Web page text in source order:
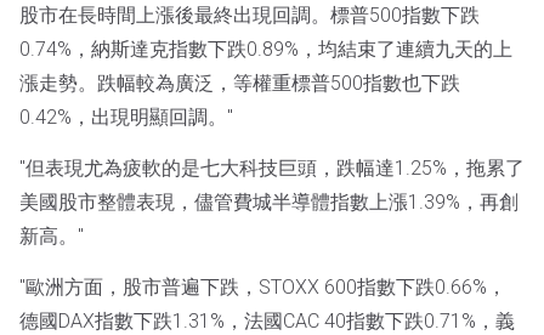
股市在長時間上漲後最終出現回調。標普500指數下跌
0.74%，納斯達克指數下跌0.89%，均結束了連續九天的上
漲走勢。跌幅較為廣泛，等權重標普500指數也下跌
0.42%，出現明顯回調。"
"但表現尤為疲軟的是七大科技巨頭，跌幅達1.25%，拖累了
美國股市整體表現，儘管費城半導體指數上漲1.39%，再創
新高。"
"歐洲方面，股市普遍下跌，STOXX 600指數下跌0.66%，
德國DAX指數下跌1.31%，法國CAC 40指數下跌0.71%，義